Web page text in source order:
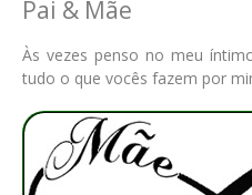
Pai & Mãe
Às vezes penso no meu
tudo o que vocês fazem por